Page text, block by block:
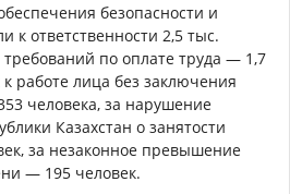
безопасности и
к ответственности 2,5 тыс.
по оплате труда — 1,7
к работе лица без заключения
человека, за нарушение
Казахстан о занятости
за незаконное превышение
— 195 человек.